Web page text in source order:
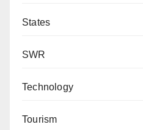
States
SWR
Technology
Tourism